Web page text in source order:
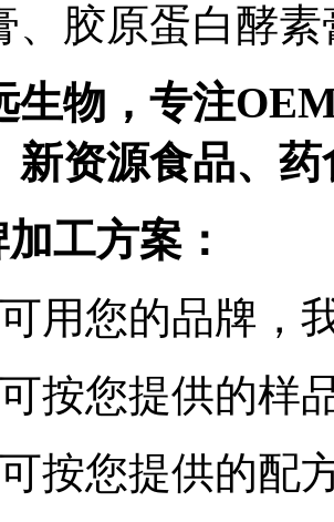
、胶原蛋白酵素
生物，专注
新资源食品、
工方案：
用您的品牌，
按您提供的样
按您提供的